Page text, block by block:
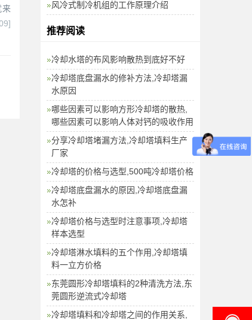
来
风冷式制冷机组的工作原理介绍
推荐阅读
冷却水塔的布风影响散热到底好不好
冷却塔底盘漏水的修补方法,冷却塔漏
水原因
哪些因素可以影响方形冷却塔的散热,
哪些因素可以影响人体对钙的吸收作用
分享冷却塔堵漏方法,冷却塔填料生产
厂家
冷却塔的价格与选型,500吨冷却塔价格
冷却塔底盘漏水的原因,冷却塔底盘漏
水怎补
冷却塔价格与选型时注意事项,冷却塔
样本选型
冷却塔淋水填料的五个作用,冷却塔填
料一立方价格
东莞圆形冷却塔填料的2种清洗方法,东
莞圆形逆流式冷却塔
冷却塔填料和冷却塔之间的作用关系,